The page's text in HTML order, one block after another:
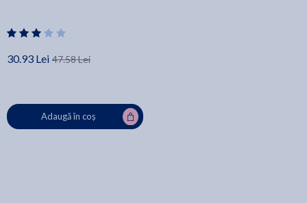
30.93 Lei 47.58 Lei
Adaugă în coș